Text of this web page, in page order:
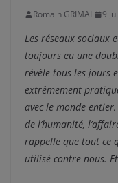
Romain GRIMAL 9
Les réseaux sociaux
toujours eu une
révèle tous les jours
extrêmement
avec le monde
de l’humanité,
rappelle que tout ce
utilisé contre nous.